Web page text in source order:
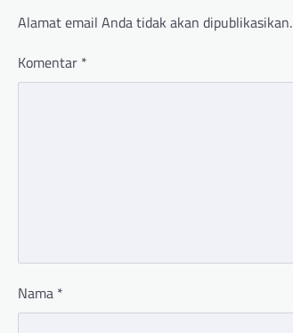
Alamat email Anda tidak akan dipublikasikan.
Komentar *
Nama *